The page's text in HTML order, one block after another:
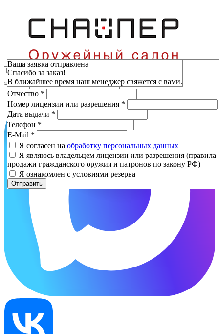
Зарезервировать
Фамилия*
Имя*
Отчество *
Номер лицензии или разрешения *
Дата выдачи *
Телефон *
E-Mail *
Я согласен на обработку персональных данных
Я являюсь владельцем лицензии или разрешения (правила
продажи гражданского оружия и патронов по закону РФ)
Я ознакомлен с условиями резерва
Отправить
Ваша заявка отправлена
Спасибо за заказ!
В ближайшее время наш менеджер свяжется с вами.